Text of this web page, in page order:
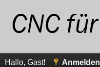
Hallo, Gast! Anmelden